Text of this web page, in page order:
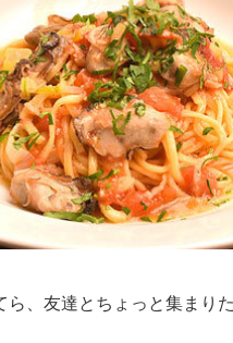
、友達とちょっと集まり